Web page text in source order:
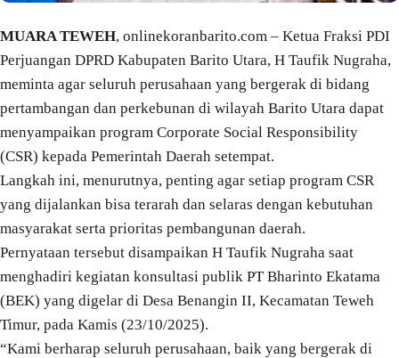
MUARA TEWEH, onlinekoranbarito.com – Ketua Fraksi PDI
Perjuangan DPRD Kabupaten Barito Utara, H Taufik Nugraha,
meminta agar seluruh perusahaan yang bergerak di bidang
pertambangan dan perkebunan di wilayah Barito Utara dapat
menyampaikan program Corporate Social Responsibility
(CSR) kepada Pemerintah Daerah setempat.
Langkah ini, menurutnya, penting agar setiap program CSR
yang dijalankan bisa terarah dan selaras dengan kebutuhan
masyarakat serta prioritas pembangunan daerah.
Pernyataan tersebut disampaikan H Taufik Nugraha saat
menghadiri kegiatan konsultasi publik PT Bharinto Ekatama
(BEK) yang digelar di Desa Benangin II, Kecamatan Teweh
Timur, pada Kamis (23/10/2025).
“Kami berharap seluruh perusahaan, baik yang bergerak di